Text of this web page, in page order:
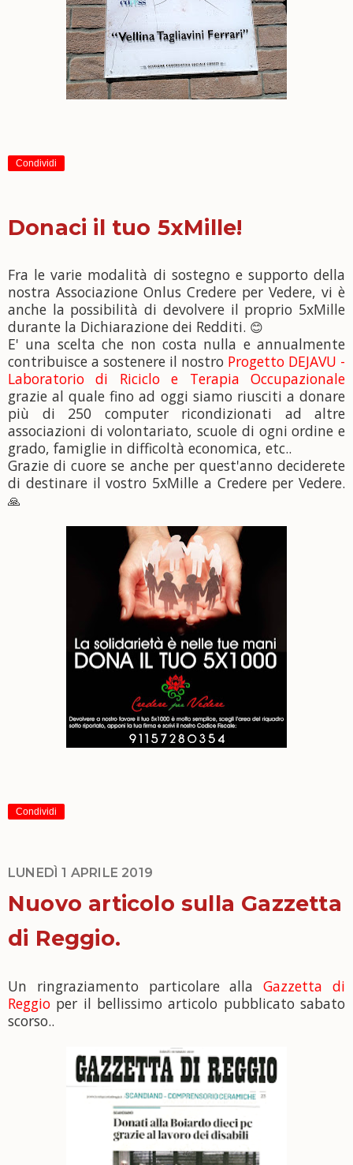
Condividi
Donaci il tuo 5xMille!
Fra le varie modalità di sostegno e supporto della
nostra Associazione Onlus Credere per Vedere, vi è
anche la possibilità di devolvere il proprio 5xMille
durante la Dichiarazione dei Redditi. 😊
E' una scelta che non costa nulla e annualmente
contribuisce a sostenere il nostro Progetto DEJAVU -
Laboratorio di Riciclo e Terapia Occupazionale
grazie al quale fino ad oggi siamo riusciti a donare
più di 250 computer ricondizionati ad altre
associazioni di volontariato, scuole di ogni ordine e
grado, famiglie in difficoltà economica, etc..
Grazie di cuore se anche per quest'anno deciderete
di destinare il vostro 5xMille a Credere per Vedere.
🙏
Condividi
LUNEDÌ 1 APRILE 2019
Nuovo articolo sulla Gazzetta
di Reggio.
Un ringraziamento particolare allaGazzetta di
Reggio per il bellissimo articolo pubblicato sabato
scorso..